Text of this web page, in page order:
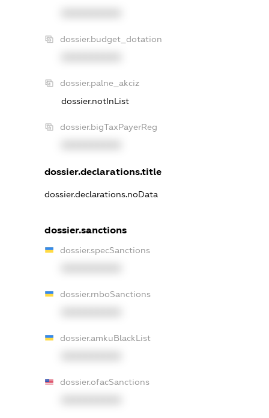
dossier.budget_dotation
dossier.palne_akciz
dossier.notInList
dossier.bigTaxPayerReg
dossier.declarations.title
dossier.declarations.noData
dossier.sanctions
dossier.specSanctions
dossier.rnboSanctions
dossier.amkuBlackList
dossier.ofacSanctions